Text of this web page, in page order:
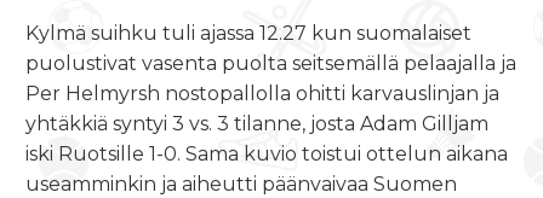
Kylmä suihku tuli ajassa 12.27 kun suomalaiset
puolustivat vasenta puolta seitsemällä pelaajalla ja
Per Helmyrsh nostopallolla ohitti karvauslinjan ja
yhtäkkiä syntyi 3 vs. 3 tilanne, josta Adam Gilljam
iski Ruotsille 1-0. Sama kuvio toistui ottelun aikana
useamminkin ja aiheutti päänvaivaa Suomen